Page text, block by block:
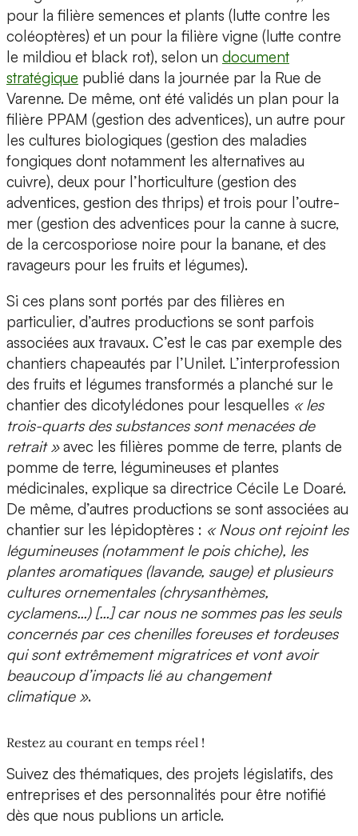
pour la filière semences et plants (lutte contre les
coléoptères) et un pour la filière vigne (lutte contre
le mildiou et black rot), selon un document
stratégique publié dans la journée par la Rue de
Varenne. De même, ont été validés un plan pour la
filière PPAM (gestion des adventices), un autre pour
les cultures biologiques (gestion des maladies
fongiques dont notamment les alternatives au
cuivre), deux pour l’horticulture (gestion des
adventices, gestion des thrips) et trois pour l’outre-
mer (gestion des adventices pour la canne à sucre,
de la cercosporiose noire pour la banane, et des
ravageurs pour les fruits et légumes).
Si ces plans sont portés par des filières en
particulier, d’autres productions se sont parfois
associées aux travaux. C’est le cas par exemple des
chantiers chapeautés par l’Unilet. L’interprofession
des fruits et légumes transformés a planché sur le
chantier des dicotylédones pour lesquelles « les
trois-quarts des substances sont menacées de
retrait »avec les filières pomme de terre, plants de
pomme de terre, légumineuses et plantes
médicinales, explique sa directrice Cécile Le Doaré.
De même, d’autres productions se sont associées au
chantier sur les lépidoptères : « Nous ont rejoint les
légumineuses (notamment le pois chiche), les
plantes aromatiques (lavande, sauge) et plusieurs
cultures ornementales (chrysanthèmes,
cyclamens…) […] car nous ne sommes pas les seuls
concernés par ces chenilles foreuses et tordeuses
qui sont extrêmement migratrices et vont avoir
beaucoup d’impacts lié au changement
climatique ».
Restez au courant en temps réel !
Suivez des thématiques, des projets législatifs, des
entreprises et des personnalités pour être notifié
dès que nous publions un article.